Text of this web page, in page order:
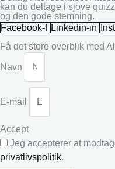
kan du deltage i sjove
og den gode stemning.
Facebook-f Linkedin-in
Få det store overblik med
Navn
E-mail
Accept
Jeg accepterer at
privatlivspolitik.